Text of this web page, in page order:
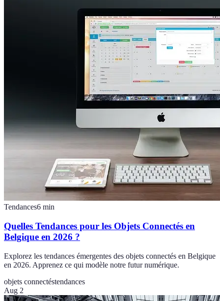
Tendances6 min
Quelles Tendances pour les Objets Connectés en
Belgique en 2026 ?
Explorez les tendances émergentes des objets connectés en Belgique
en 2026. Apprenez ce qui modèle notre futur numérique.
objets connectéstendances
Aug 2